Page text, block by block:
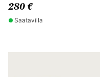
280 €
Saatavilla